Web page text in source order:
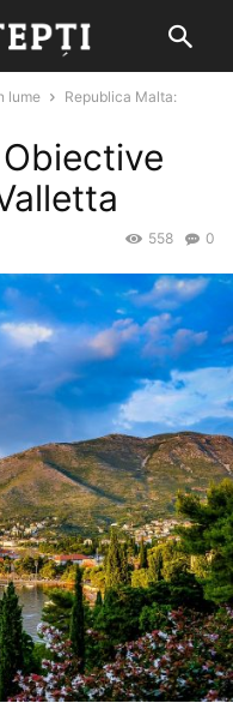
lume
Republica Malta:
0
558